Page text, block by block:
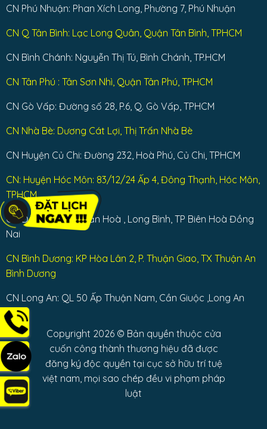
CN Phú Nhuận: Phan Xích Long, Phường 7, Phú Nhuận
CN Q Tân Bình: Lạc Long Quân, Quận Tân Bình, TPHCM
CN Bình Chánh: Nguyễn Thị Tú, Bình Chánh, TP.HCM
CN Tân Phú : Tân Sơn Nhì, Quận Tân Phú, TPHCM
CN Gò Vấp: Đường số 28, P.6, Q. Gò Vấp, TPHCM
CN Nhà Bè: Dương Cát Lợi, Thị Trấn Nhà Bè
CN Huyện Củ Chi: Đường 232, Hoà Phú, Củ Chi, TPHCM
CN: Huyện Hóc Môn: 83/12/24 Ấp 4, Đông Thạnh, Hóc Môn,
TPHCM
CN Đồng Nai: Bùi Văn Hoà , Long Bình, TP Biên Hoà Đồng
Nai
CN Bình Dương: KP Hòa Lân 2, P. Thuận Giao, TX Thuận An
Bình Dương
CN Long An: QL 50 Ấp Thuận Nam, Cần Giuộc ,Long An
Copyright 2026 © Bản quyền thuộc cửa
cuốn công thành thương hiệu đã được
đăng ký độc quyền tại cục sở hữu trí tuệ
việt nam, mọi sao chép đều vi phạm pháp
luật